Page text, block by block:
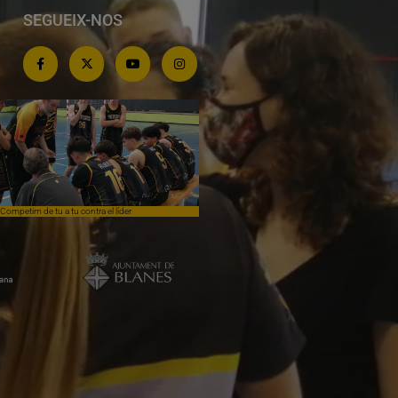
SEGUEIX-NOS
Competim de tu a tu contra el líder